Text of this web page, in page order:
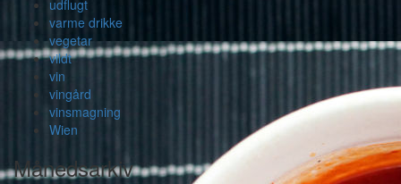
udflugt
varme drikke
vegetar
vildt
vin
vingård
vinsmagning
Wien
Månedsarkiv